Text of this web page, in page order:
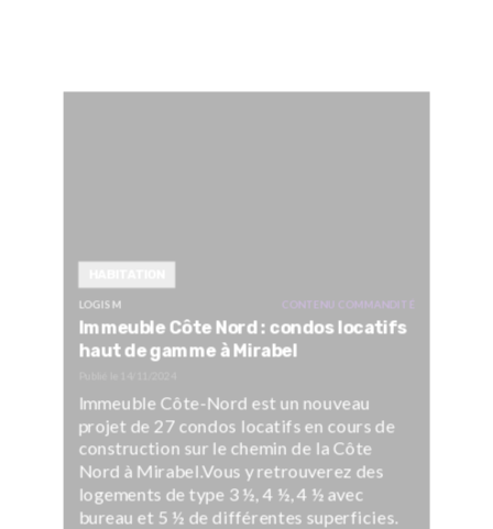
LOGIS M CONTENU COMMANDITÉ
Immeuble Côte Nord : condos locatifs
haut de gamme à Mirabel
Immeuble Côte-Nord est un nouveau
projet de 27 condos locatifs en cours de
construction sur le chemin de la Côte
Nord à Mirabel.Vous y retrouverez des
logements de type 3 ½, 4 ½, 4 ½ avec
bureau et 5 ½ de différentes superficies.